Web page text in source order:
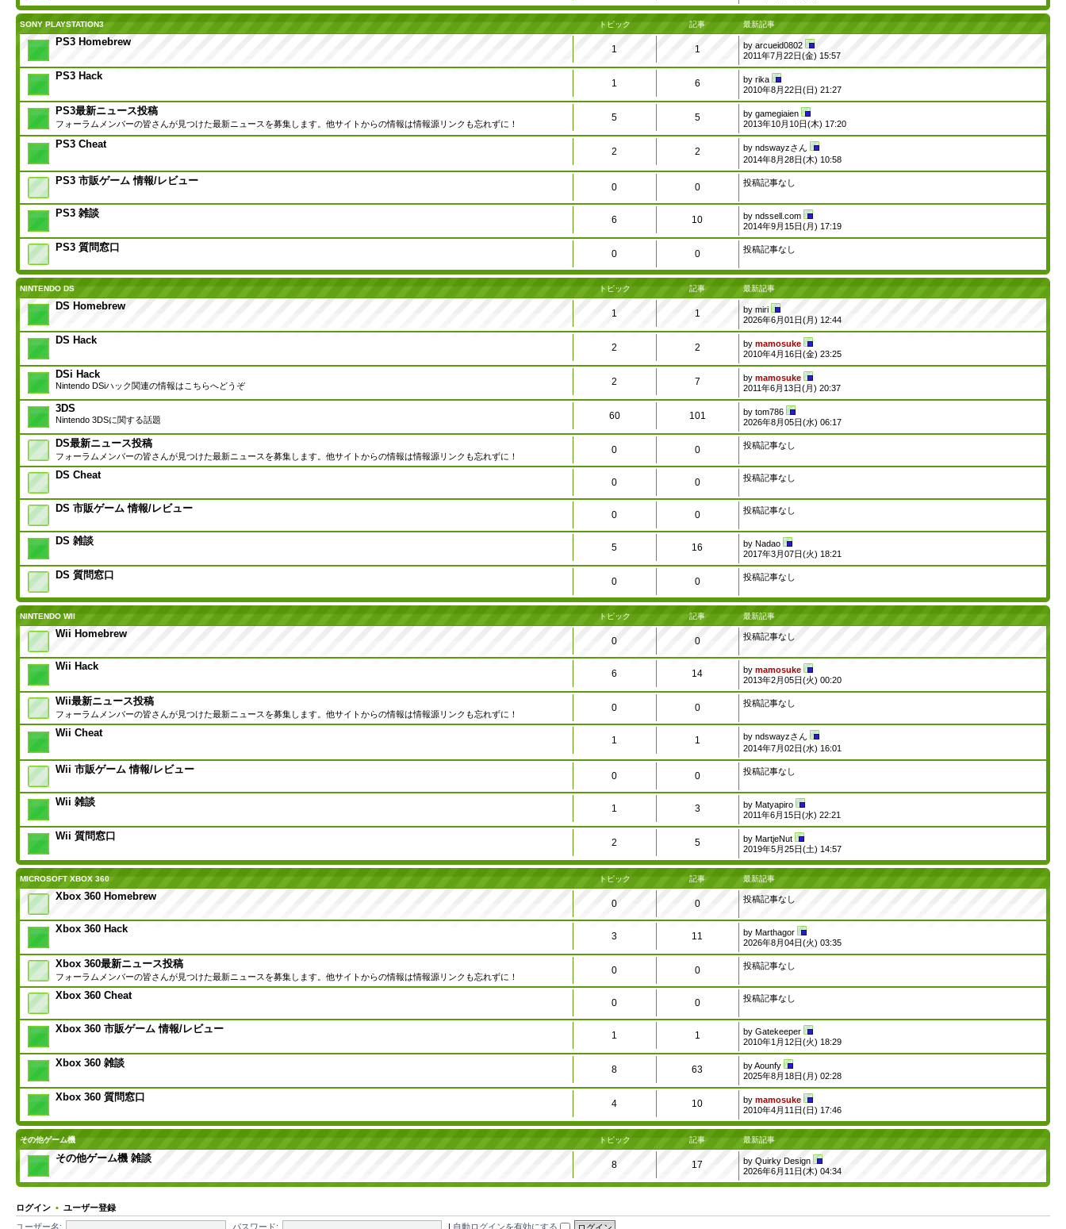
SONY PLAYSTATION3 トピック 記事 最新記事
PS3 Homebrew
1 1 byarcueid0802
2011年7月22日(金) 15:57
PS3 Hack
1 6 byrika
2010年8月22日(日) 21:27
PS3最新ニュース投稿
フォーラムメンバーの皆さんが見つけた最新ニュースを募集します。他サイトからの情報は情報源リンクも忘れずに！
5 5 bygamegiaien
2013年10月10日(木) 17:20
PS3 Cheat
2 2 byndswayzさん
2014年8月28日(木) 10:58
PS3 市販ゲーム 情報/レビュー
0 0 投稿記事なし
PS3 雑談
6 10 byndssell.com
2014年9月15日(月) 17:19
PS3 質問窓口
0 0 投稿記事なし
NINTENDO DS トピック 記事 最新記事
DS Homebrew
1 1 bymiri
2026年6月01日(月) 12:44
DS Hack
2 2 bymamosuke
2010年4月16日(金) 23:25
DSi Hack
Nintendo DSiハック関連の情報はこちらへどうぞ 2 7 bymamosuke
2011年6月13日(月) 20:37
3DS
Nintendo 3DSに関する話題 60 101 bytom786
2026年8月05日(水) 06:17
DS最新ニュース投稿
フォーラムメンバーの皆さんが見つけた最新ニュースを募集します。他サイトからの情報は情報源リンクも忘れずに！
0 0 投稿記事なし
DS Cheat
0 0 投稿記事なし
DS 市販ゲーム 情報/レビュー
0 0 投稿記事なし
DS 雑談
5 16 byNadao
2017年3月07日(火) 18:21
DS 質問窓口
0 0 投稿記事なし
NINTENDO WII トピック 記事 最新記事
Wii Homebrew
0 0 投稿記事なし
Wii Hack
6 14 bymamosuke
2013年2月05日(火) 00:20
Wii最新ニュース投稿
フォーラムメンバーの皆さんが見つけた最新ニュースを募集します。他サイトからの情報は情報源リンクも忘れずに！
0 0 投稿記事なし
Wii Cheat
1 1 byndswayzさん
2014年7月02日(水) 16:01
Wii 市販ゲーム 情報/レビュー
0 0 投稿記事なし
Wii 雑談
1 3 byMatyapiro
2011年6月15日(水) 22:21
Wii 質問窓口
2 5 byMartjeNut
2019年5月25日(土) 14:57
MICROSOFT XBOX 360 トピック 記事 最新記事
Xbox 360 Homebrew
0 0 投稿記事なし
Xbox 360 Hack
3 11 byMarthagor
2026年8月04日(火) 03:35
Xbox 360最新ニュース投稿
フォーラムメンバーの皆さんが見つけた最新ニュースを募集します。他サイトからの情報は情報源リンクも忘れずに！
0 0 投稿記事なし
Xbox 360 Cheat
0 0 投稿記事なし
Xbox 360 市販ゲーム 情報/レビュー
1 1 byGatekeeper
2010年1月12日(火) 18:29
Xbox 360 雑談
8 63 byAounfy
2025年8月18日(月) 02:28
Xbox 360 質問窓口
4 10 bymamosuke
2010年4月11日(日) 17:46
その他ゲーム機 トピック 記事 最新記事
その他ゲーム機 雑談
8 17 byQuirky Design
2026年6月11日(木) 04:34
ログイン • ユーザー登録
ユーザー名: パスワード: | 自動ログインを有効にする